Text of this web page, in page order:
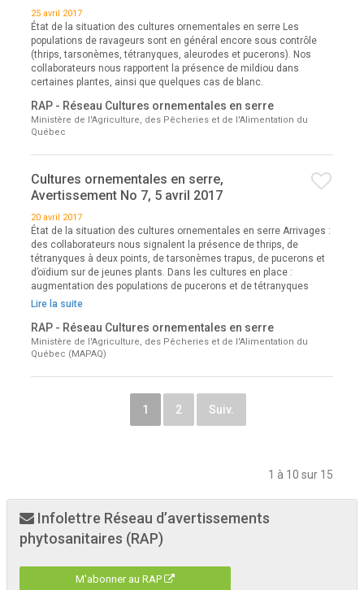
25 avril 2017
État de la situation des cultures ornementales en serre Les
populations de ravageurs sont en général encore sous contrôle
(thrips, tarsonèmes, tétranyques, aleurodes et pucerons). Nos
collaborateurs nous rapportent la présence de mildiou dans
certaines plantes, ainsi que quelques cas de blanc.
RAP - Réseau Cultures ornementales en serre
Ministère de l'Agriculture, des Pêcheries et de l'Alimentation du
Québec
Cultures ornementales en serre,
Avertissement No 7, 5 avril 2017
20 avril 2017
État de la situation des cultures ornementales en serre Arrivages :
des collaborateurs nous signalent la présence de thrips, de
tétranyques à deux points, de tarsonèmes trapus, de pucerons et
d’oïdium sur de jeunes plants. Dans les cultures en place :
augmentation des populations de pucerons et de tétranyques
Lire la suite
RAP - Réseau Cultures ornementales en serre
Ministère de l'Agriculture, des Pêcheries et de l'Alimentation du
Québec (MAPAQ)
1 2 Suiv.
1 à 10 sur 15
Infolettre Réseau d’avertissements
phytosanitaires (RAP)
M'abonner au RAP